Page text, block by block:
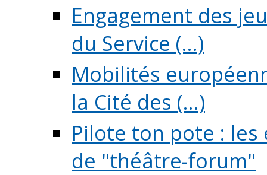
Engagement des
du Service (...)
Mobilités
la Cité des (...)
Pilote ton pote :
de "théâtre-forum"